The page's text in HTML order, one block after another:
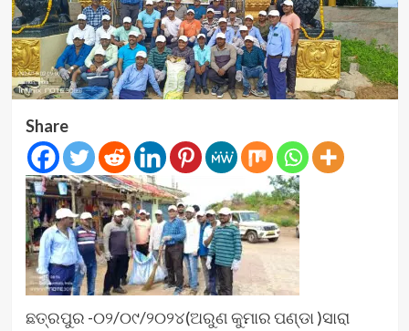
Share
ଛତ୍ରପୁର -୦୨/୦୯/୨୦୨୪(ଅରୁଣ କୁମାର ପଣ୍ଡା )ସାରା